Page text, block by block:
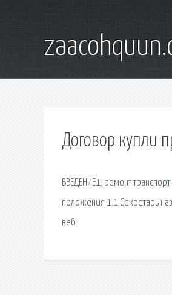
Договор купли
ВВЕДЕНИЕ1. ремонт
положения 1.1.Секретарь
веб.